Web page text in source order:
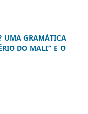
UMA GRAMÁTICA
DO MALI” E O